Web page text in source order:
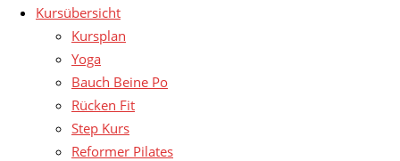
Kursübersicht
Kursplan
Yoga
Bauch Beine Po
Rücken Fit
Step Kurs
Reformer Pilates